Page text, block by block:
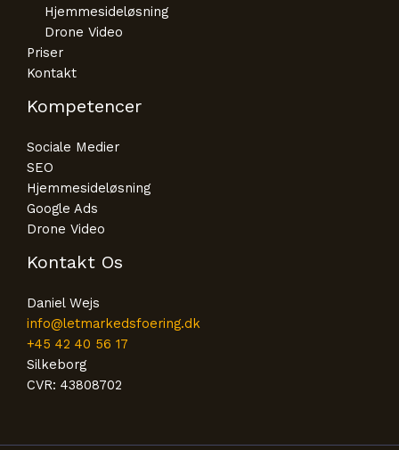
Hjemmesideløsning
Drone Video
Priser
Kontakt
Kompetencer
Sociale Medier
SEO
Hjemmesideløsning
Google Ads
Drone Video
Kontakt Os
Daniel Wejs
info@letmarkedsfoering.dk
+45 42 40 56 17
Silkeborg
CVR: 43808702